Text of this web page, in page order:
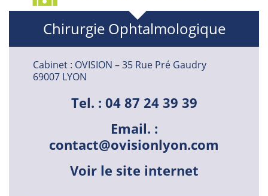
Chirurgie Ophtalmologique
Cabinet : OVISION – 35 Rue Pré Gaudry
69007 LYON
Tel. : 04 87 24 39 39
Email. :
contact@ovisionlyon.com
Voir le site internet